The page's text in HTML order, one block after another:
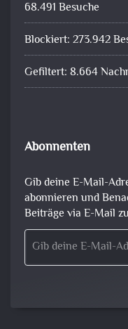
68.491 Besuche
Blockiert: 273.942
Gefiltert: 8.664
Abonnenten
Gib deine E-Mail-
abonnieren und
Beiträge via E-Mail
Gib deine E-Mail-Adresse ein ...